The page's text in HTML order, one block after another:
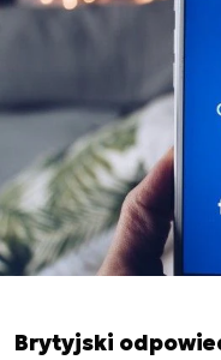
Brytyjski